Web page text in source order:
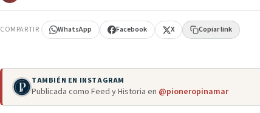
COMPARTIR WhatsApp Facebook X Copiar link
TAMBIÉN EN INSTAGRAM
Publicada como Feed y Historia en @pioneropinamar